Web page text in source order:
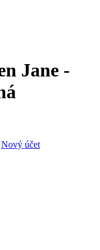
Jane -
Nový účet